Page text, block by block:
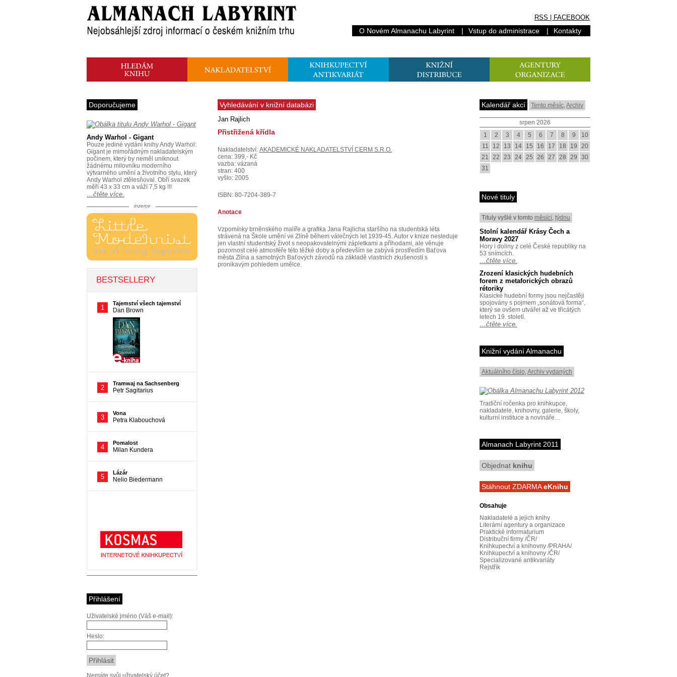
RSS FACEBOOK
O Novém Almanachu Labyrint | Vstup do administrace | Kontakty
Vyhledávání v knižní databázi
Jan Rajlich
Přistřižená křídla
Nakladatelství: AKADEMICKÉ NAKLADATELSTVÍ CERM S.R.O.
cena: 399,- Kč
vazba: vázaná
stran: 400
vyšlo: 2005
ISBN: 80-7204-389-7
Anotace
Vzpomínky brněnského malíře a grafika Jana Rajlicha staršího na studentská léta
strávená na Škole umění ve Zlíně během válečných let 1939-45. Autor v knize nesleduje
jen vlastní studentský život s neopakovatelnými zápletkami a příhodami, ale věnuje
pozornost celé atmosféře této těžké doby a především se zabývá prostředím Baťova
města Zlína a samotných Baťových závodů na základě vlastních zkušeností s
pronikavým pohledem umělce.
Doporučujeme
Andy Warhol - Gigant
Pouze jediné vydání knihy Andy Warhol:
Gigant je mimořádným nakladatelským
počinem, který by neměl uniknout
žádnému milovníku moderního
výtvarného umění a životního stylu, který
Andy Warhol ztělesňoval. Obří svazek
měří 43 x 33 cm a váží 7,5 kg !!!
…čtěte více.
inzerce
Přihlášení
Uživatelské jméno (Váš e-mail):
Heslo:
Nemáte svůj uživatelský účet?
Kalendář akcí Tento měsíc,Archiv
srpen 2026
1
2 3 4 5 6 7 8 9
10
11
12 13 14 15 16 17 18 19
20
21
22 23 24 25 26 27 28 29
30
31
Nové tituly
Tituly vyšlé v tomto měsíci, týdnu
Stolní kalendář Krásy Čech a
Moravy 2027
Hory i doliny z celé České republiky na
53 snímcích.
…čtěte více.
Zrození klasických hudebních
forem z metaforických obrazů
rétoriky
Klasické hudební formy jsou nejčastěji
spojovány s pojmem „sonátová forma“,
který se ovšem utvářel až ve třicátých
letech 19. století.
…čtěte více.
Knižní vydání Almanachu
Aktuálního číslo,Archiv vydaných
Tradiční ročenka pro knihkupce,
nakladatele, knihovny, galerie, školy,
kulturní instituce a novináře…
Almanach Labyrint 2011
Objednat knihu
Stáhnout ZDARMAeKnihu
Obsahuje
Nakladatelé a jejich knihy
Literární agentury a organizace
Praktické informaturium
Distribuční firmy /ČR/
Knihkupectví a knihovny /PRAHA/
Knihkupectví a knihovny /ČR/
Specializované antikvariáty
Rejstřík